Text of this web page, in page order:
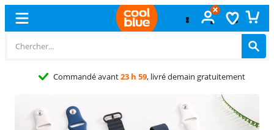
Échangegratuit